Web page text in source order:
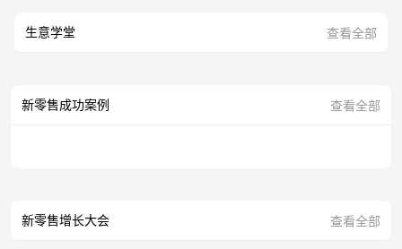
生意学堂 查看全部
新零售成功案例 查看全部
新零售增长大会 查看全部